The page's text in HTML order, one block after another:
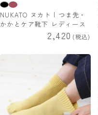
NUKATO ヌカト | つま先・
かかとケア靴下 レディース
2,420 税込